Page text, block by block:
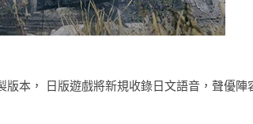
本， 日版遊戲將新規收錄日文語音，聲優陣